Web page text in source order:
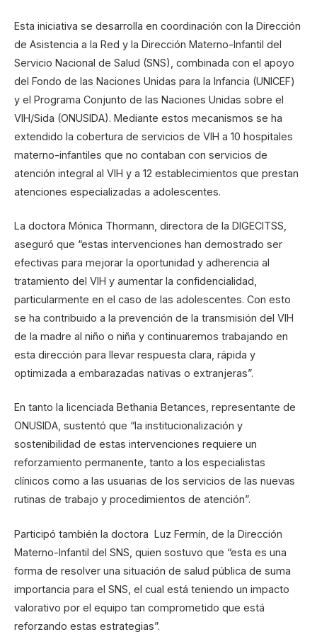
Esta iniciativa se desarrolla en coordinación con la Dirección
de Asistencia a la Red y la Dirección Materno-Infantil del
Servicio Nacional de Salud (SNS), combinada con el apoyo
del Fondo de las Naciones Unidas para la Infancia (UNICEF)
y el Programa Conjunto de las Naciones Unidas sobre el
VIH/Sida (ONUSIDA). Mediante estos mecanismos se ha
extendido la cobertura de servicios de VIH a 10 hospitales
materno-infantiles que no contaban con servicios de
atención integral al VIH y a 12 establecimientos que prestan
atenciones especializadas a adolescentes.
La doctora Mónica Thormann, directora de la DIGECITSS,
aseguró que “estas intervenciones han demostrado ser
efectivas para mejorar la oportunidad y adherencia al
tratamiento del VIH y aumentar la confidencialidad,
particularmente en el caso de las adolescentes. Con esto
se ha contribuido a la prevención de la transmisión del VIH
de la madre al niño o niña y continuaremos trabajando en
esta dirección para llevar respuesta clara, rápida y
optimizada a embarazadas nativas o extranjeras”.
En tanto la licenciada Bethania Betances, representante de
ONUSIDA, sustentó que “la institucionalización y
sostenibilidad de estas intervenciones requiere un
reforzamiento permanente, tanto a los especialistas
clínicos como a las usuarias de los servicios de las nuevas
rutinas de trabajo y procedimientos de atención”.
Participó también la doctora Luz Fermín, de la Dirección
Materno-Infantil del SNS, quien sostuvo que “esta es una
forma de resolver una situación de salud pública de suma
importancia para el SNS, el cual está teniendo un impacto
valorativo por el equipo tan comprometido que está
reforzando estas estrategias”.